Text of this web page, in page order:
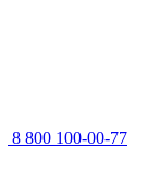
8 800 100-00-77